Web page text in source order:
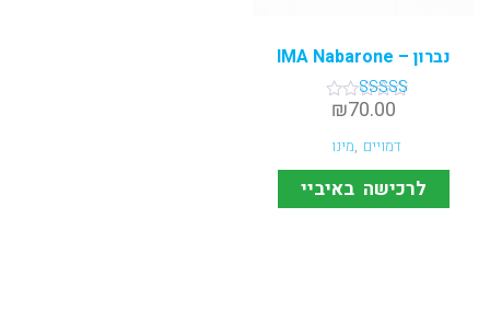
נברון – IMA Nabarone
דורג
מתוך 5
₪70.00
דמויים ,מינו
לרכישה באיביי